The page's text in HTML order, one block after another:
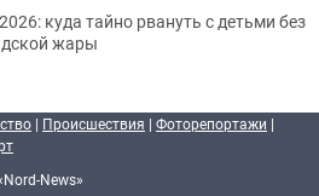
куда тайно рвануть с детьми без
жары
| Происшествия | Фоторепортажи |
News»